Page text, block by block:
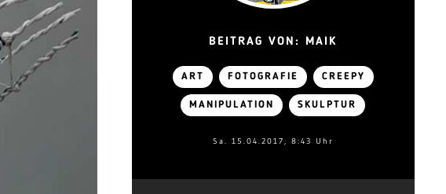
BEITRAG VON: MAIK
ART FOTOGRAFIE CREEPY
MANIPULATION SKULPTUR
Sa. 15.04.2017, 8:43 Uhr